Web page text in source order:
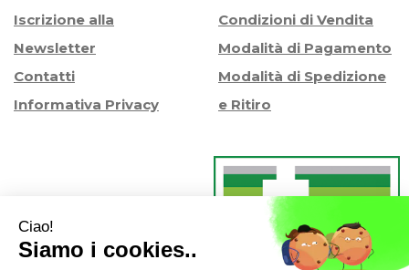
Iscrizione alla
Newsletter
Contatti
Informativa Privacy
Condizioni di Vendita
Modalità di Pagamento
Modalità di Spedizione
e Ritiro